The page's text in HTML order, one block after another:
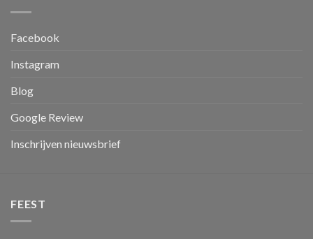
Facebook
Instagram
Blog
Google Review
Inschrijven nieuwsbrief
FEEST